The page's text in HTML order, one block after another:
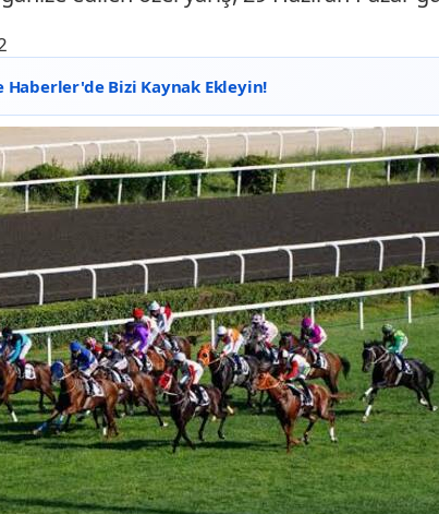
Bizi Kaynak Ekleyin!